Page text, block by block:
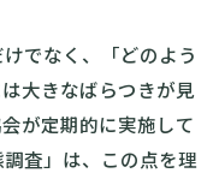
でなく、「どのよう
大きなばらつきが見
が定期的に実施して
査」は、この点を理